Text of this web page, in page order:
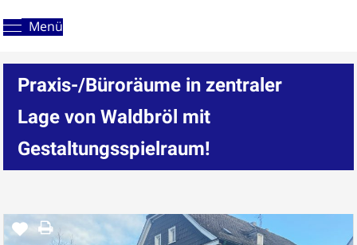
Menü
Praxis-/Büroräume in zentraler
Lage von Waldbröl mit
Gestaltungsspielraum!